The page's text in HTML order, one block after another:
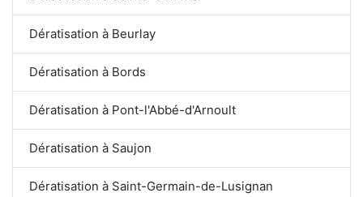
Dératisation à Beurlay
Dératisation à Bords
Dératisation à Pont-l'Abbé-d'Arnoult
Dératisation à Saujon
Dératisation à Saint-Germain-de-Lusignan